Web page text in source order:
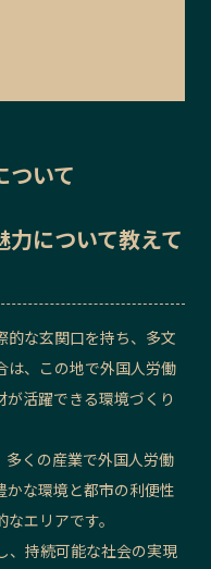
ついて
力について教えて
的な玄関口を持ち、多文
は、この地で外国人労働
活躍できる環境づくり
多くの産業で外国人労働
な環境と都市の利便性
エリアです。
、持続可能な社会の実現